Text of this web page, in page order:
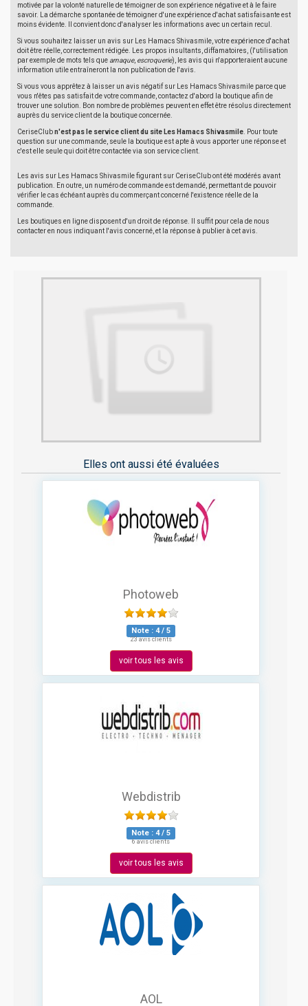
motivée par la volonté naturelle de témoigner de son expérience négative et à le faire
savoir. La démarche spontanée de témoigner d'une expérience d'achat satisfaisante est
moins évidente. Il convient donc d'analyser les informations avec un certain recul.
Si vous souhaitez laisser un avis sur Les Hamacs Shivasmile, votre expérience d'achat
doit être réelle, correctement rédigée. Les propos insultants, diffamatoires, (l'utilisation
par exemple de mots tels que arnaque, escroquerie), les avis qui n'apporteraient aucune
information utile entraîneront la non publication de l'avis.
Si vous vous apprêtez à laisser un avis négatif sur Les Hamacs Shivasmile parce que
vous n'êtes pas satisfait de votre commande, contactez d'abord la boutique afin de
trouver une solution. Bon nombre de problèmes peuvent en effet être résolus directement
auprès du service client de la boutique concernée.
CeriseClubn'est pas le service client du site Les Hamacs Shivasmile . Pour toute
question sur une commande, seule la boutique est apte à vous apporter une réponse et
c'est elle seule qui doit être contactée via son service client.
Les avis sur Les Hamacs Shivasmile figurant sur CeriseClub ont été modérés avant
publication. En outre, un numéro de commande est demandé, permettant de pouvoir
vérifier le cas échéant auprès du commerçant concerné l'existence réelle de la
commande.
Les boutiques en ligne disposent d'un droit de réponse. Il suffit pour cela de nous
contacter en nous indiquant l'avis concerné, et la réponse à publier à cet avis.
Elles ont aussi été évaluées
Photoweb
Note : 4/ 5
23 avis clients
voir tous les avis
Webdistrib
Note : 4/ 5
6 avis clients
voir tous les avis
AOL